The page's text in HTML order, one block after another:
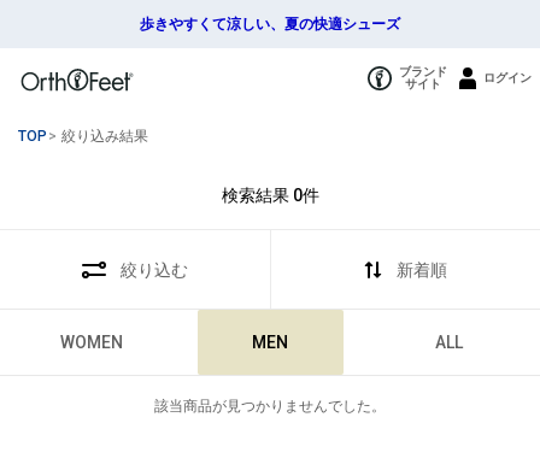
歩きやすくて涼しい、夏の快適シューズ
ブランド
サイト
ログイン
TOP > 絞り込み結果
検索結果 0件
絞り込む 新着順
WOMEN MEN ALL
該当商品が見つかりませんでした。